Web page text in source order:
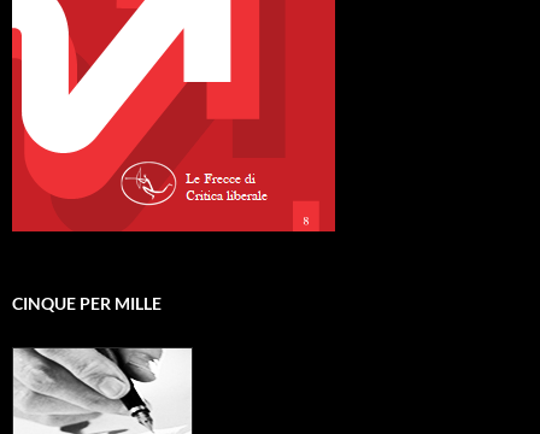
CINQUE PER MILLE